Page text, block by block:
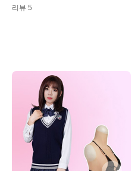
리뷰 5